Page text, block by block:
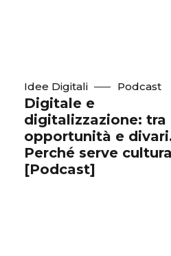
Idee Digitali Podcast
Digitale e
digitalizzazione: tra
opportunità e
Perché serve cultura
[Podcast]